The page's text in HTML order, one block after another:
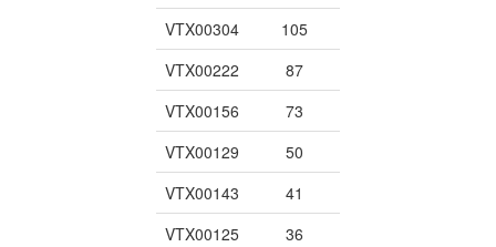
VTX00304
105
VTX00222
87
VTX00156
73
VTX00129
50
VTX00143
41
VTX00125
36